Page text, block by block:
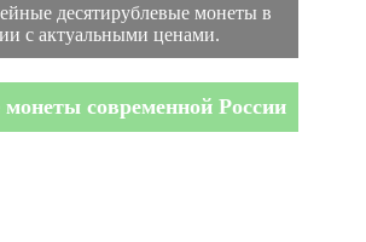
десятирублевые монеты в
с актуальными ценами.
монеты современной России